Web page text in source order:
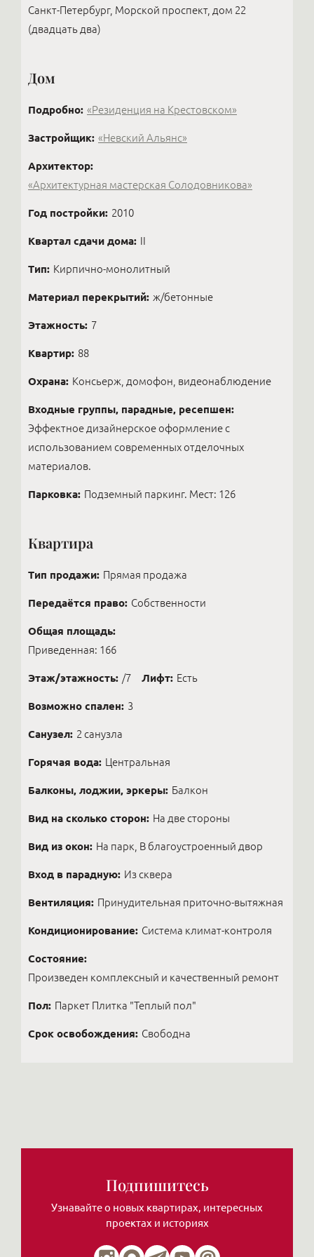
Санкт-Петербург, Морской проспект, дом 22
(двадцать два)
Дом
Подробно: «Резиденция на Крестовском»
Застройщик: «Невский Альянс»
Архитектор:
«Архитектурная мастерская Солодовникова»
Год постройки: 2010
Квартал сдачи дома: II
Тип: Кирпично-монолитный
Материал перекрытий: ж/бетонные
Этажность: 7
Квартир: 88
Охрана: Консьерж, домофон, видеонаблюдение
Входные группы, парадные, ресепшен:
Эффектное дизайнерское оформление с
использованием современных отделочных
материалов.
Парковка: Подземный паркинг. Мест: 126
Квартира
Тип продажи: Прямая продажа
Передаётся право: Собственности
Общая площадь:
Приведенная: 166
Этаж/этажность: /7 Лифт: Есть
Возможно спален: 3
Санузел: 2 санузла
Горячая вода: Центральная
Балконы, лоджии, эркеры: Балкон
Вид на сколько сторон: На две стороны
Вид из окон: На парк, В благоустроенный двор
Вход в парадную: Из сквера
Вентиляция: Принудительная приточно-вытяжная
Кондиционирование: Система климат-контроля
Состояние:
Произведен комплексный и качественный ремонт
Пол: Паркет Плитка "Теплый пол"
Срок освобождения: Свободна
Подпишитесь
Узнавайте о новых квартирах, интересных
проектах и историях